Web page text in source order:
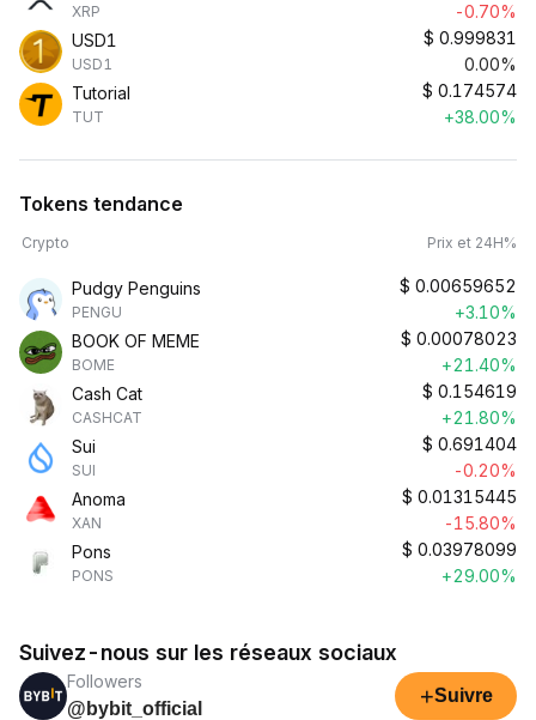
XRP
-0.70%
USD1
USD1
$ 0.999831
0.00%
Tutorial
TUT
$ 0.174574
+38.00%
Tokens tendance
Crypto Prix et 24H%
Pudgy Penguins
PENGU
$ 0.00659652
+3.10%
BOOK OF MEME
BOME
$ 0.00078023
+21.40%
Cash Cat
CASHCAT
$ 0.154619
+21.80%
Sui
SUI
$ 0.691404
-0.20%
Anoma
XAN
$ 0.01315445
-15.80%
Pons
PONS
$ 0.03978099
+29.00%
Suivez-nous sur les réseaux sociaux
Followers
@bybit_official
+Suivre